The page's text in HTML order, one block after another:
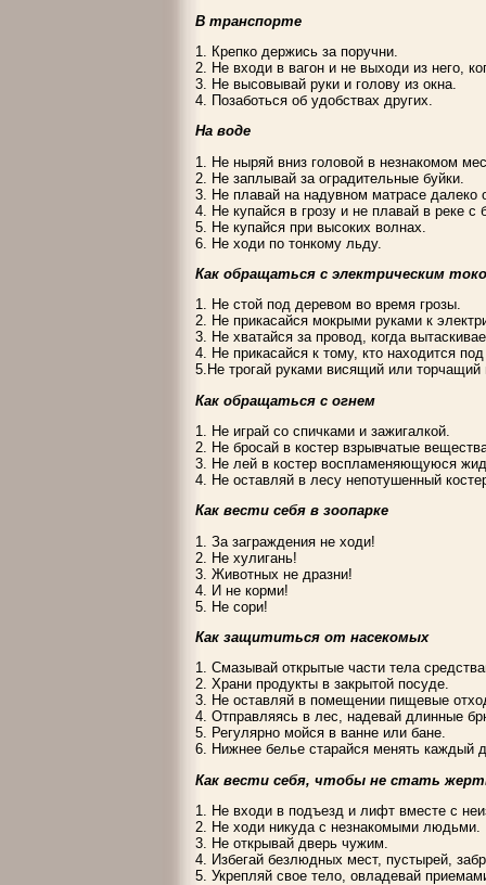
В транспорте
1. Крепко держись за поручни.
2. Не входи в вагон и не выходи из него,
3. Не высовывай руки и голову из окна.
4. Позаботься об удобствах других.
На воде
1. Не ныряй вниз головой в незнакомом
2. Не заплывай за оградительные буйки.
3. Не плавай на надувном матрасе далеко
4. Не купайся в грозу и не плавай в реке
5. Не купайся при высоких волнах.
6. Не ходи по тонкому льду.
Как обращаться с электрическим
1. Не стой под деревом во время грозы.
2. Не прикасайся мокрыми руками к
3. Не хватайся за провод, когда
4. Не прикасайся к тому, кто находится
5.Не трогай руками висящий или торчащий
Как обращаться с огнем
1. Не играй со спичками и зажигалкой.
2. Не бросай в костер взрывчатые
3. Не лей в костер воспламеняющуюся
4. Не оставляй в лесу непотушенный
Как вести себя в зоопарке
1. За заграждения не ходи!
2. Не хулигань!
3. Животных не дразни!
4. И не корми!
5. Не сори!
Как защититься от насекомых
1. Смазывай открытые части тела
2. Храни продукты в закрытой посуде.
3. Не оставляй в помещении пищевые
4. Отправляясь в лес, надевай длинные
5. Регулярно мойся в ванне или бане.
6. Нижнее белье старайся менять каждый
Как вести себя, чтобы не стать
1. Не входи в подъезд и лифт вместе с
2. Не ходи никуда с незнакомыми людьми.
3. Не открывай дверь чужим.
4. Избегай безлюдных мест, пустырей,
5. Укрепляй свое тело, овладевай